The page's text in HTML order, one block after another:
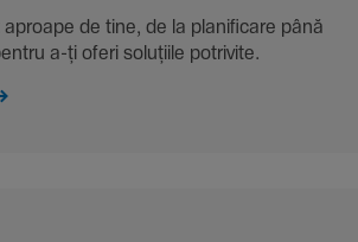
de tine, de la plani­fi­care până
a-ți oferi solu­țiile potri­vite.